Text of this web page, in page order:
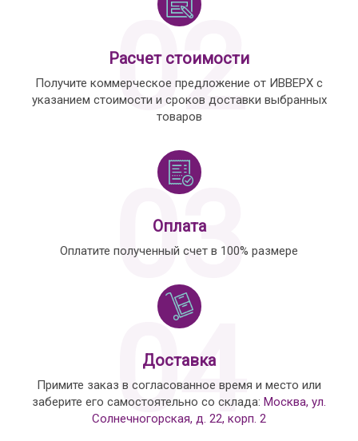
02
Расчет стоимости
Получите коммерческое предложение от ИВВЕРХ с
указанием стоимости и сроков доставки выбранных
товаров
03
Оплата
Оплатите полученный счет в 100% размере
04
Доставка
Примите заказ в согласованное время и место или
заберите его самостоятельно со склада: Москва, ул.
Солнечногорская, д. 22, корп. 2